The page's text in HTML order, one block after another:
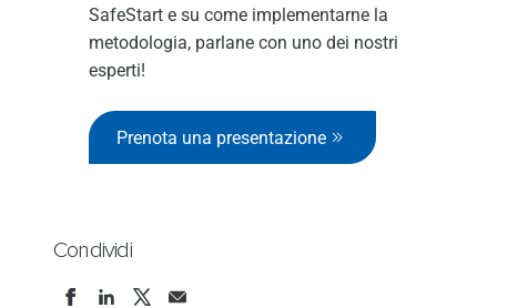
SafeStart e su come implementarne la
metodologia, parlane con uno dei nostri
esperti!
Prenota una presentazione
Condividi